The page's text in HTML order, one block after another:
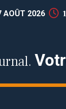
AOÛT 2026